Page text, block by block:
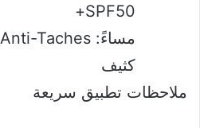
SPF50+
كثيف
ملاحظات تطبيق سريعة